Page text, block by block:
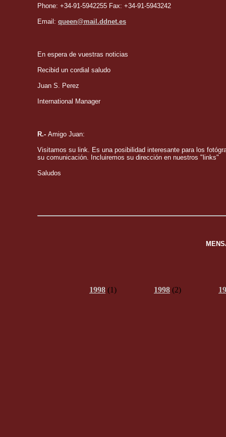
Phone: +34-91-5942255 Fax: +34-91-5943242
Email: queen@mail.ddnet.es
En espera de vuestras noticias
Recibid un cordial saludo
Juan S. Perez
International Manager
R.- Amigo Juan:
Visitamos su link. Es una posibilidad interesante para los
su comunicación. Incluiremos su dirección en nuestros "links"
Saludos
1998 (1) 1998 (2)